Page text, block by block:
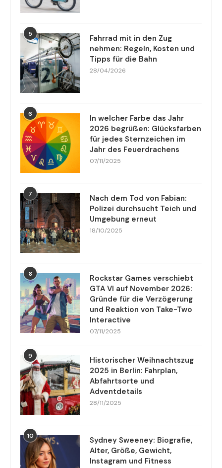
5
Fahrrad mit in den Zug
nehmen: Regeln, Kosten und
Tipps für die Bahn
28/04/2026
6
In welcher Farbe das Jahr
2026 begrüßen: Glücksfarben
für jedes Sternzeichen im
Jahr des Feuerdrachens
07/11/2025
7
Nach dem Tod von Fabian:
Polizei durchsucht Teich und
Umgebung erneut
18/10/2025
8
Rockstar Games verschiebt
GTA VI auf November 2026:
Gründe für die Verzögerung
und Reaktion von Take-Two
Interactive
07/11/2025
9
Historischer Weihnachtszug
2025 in Berlin: Fahrplan,
Abfahrtsorte und
Adventdetails
28/11/2025
10
Sydney Sweeney: Biografie,
Alter, Größe, Gewicht,
Instagram und Fitness